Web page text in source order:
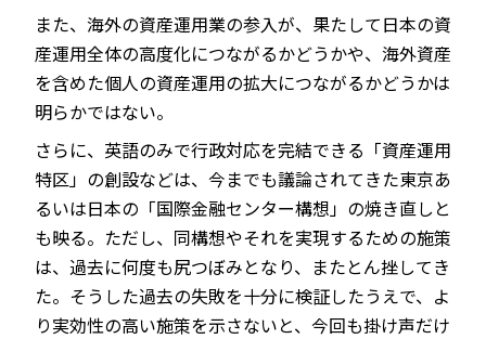
また、海外の資産運用業の参入が、果たして日本の資
産運用全体の高度化につながるかどうかや、海外資産
を含めた個人の資産運用の拡大につながるかどうかは
明らかではない。
さらに、英語のみで行政対応を完結できる「資産運用
特区」の創設などは、今までも議論されてきた東京あ
るいは日本の「国際金融センター構想」の焼き直しと
も映る。ただし、同構想やそれを実現するための施策
は、過去に何度も尻つぼみとなり、またとん挫してき
た。そうした過去の失敗を十分に検証したうえで、よ
り実効性の高い施策を示さないと、今回も掛け声だけ